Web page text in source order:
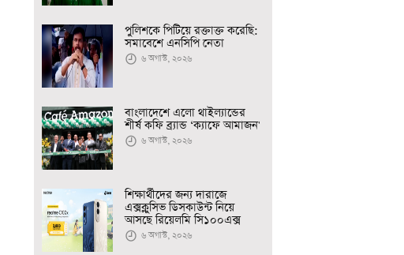
পুলিশকে পিটিয়ে রক্তাক্ত করেছি:
সমাবেশে এনসিপি নেতা
৬ অগাস্ট, ২০২৬
বাংলাদেশে এলো থাইল্যান্ডের
শীর্ষ কফি ব্র্যান্ড ‘ক্যাফে আমাজন'
৬ অগাস্ট, ২০২৬
শিক্ষার্থীদের জন্য দারাজে
এক্সক্লুসিভ ডিসকাউন্ট নিয়ে
আসছে রিয়েলমি সি১০০এক্স
৬ অগাস্ট, ২০২৬